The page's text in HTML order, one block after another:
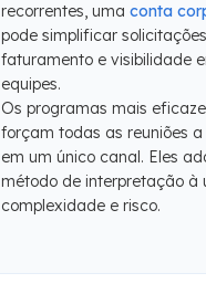
recorrentes, uma conta
pode simplificar
faturamento e visibilidade
equipes.
Os programas mais
forçam todas as reuniões
em um único canal. Eles
método de interpretação à
complexidade e risco.